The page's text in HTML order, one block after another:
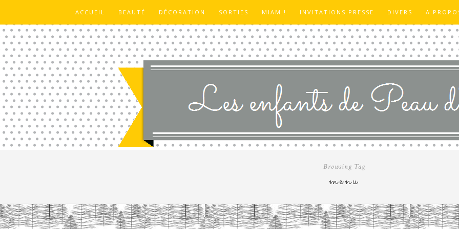
ACCUEIL BEAUTÉ DÉCORATION SORTIES MIAM ! INVITATIONS PRESSE DIVERS A
Browsing Tag
menu